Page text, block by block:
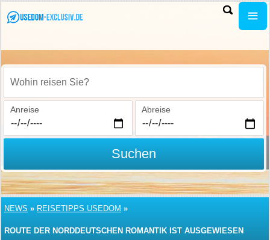
Wohin reisen Sie?
Anreise Abreise
Suchen
NEWS » REISETIPPS USEDOM »
ROUTE DER NORDDEUTSCHEN ROMANTIK IST AUSGEWIESEN